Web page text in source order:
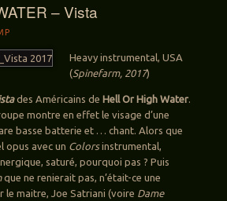
– Vista
Heavy instrumental, USA
(Spinefarm, 2017)
des Américains de Hell Or High Water.
montre en effet le visage d’une
basse batterie et … chant. Alors que
opus avec un Colorsinstrumental,
saturé, pourquoi pas ? Puis
que ne renierait pas, n’était-ce une
maitre, Joe Satriani (voire Dame